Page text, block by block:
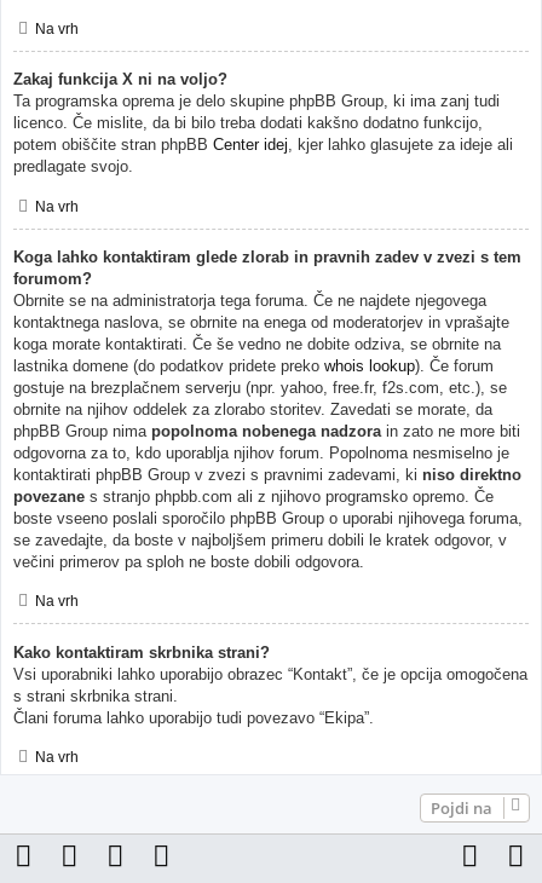
Na vrh
Zakaj funkcija X ni na voljo?
Ta programska oprema je delo skupine phpBB Group, ki ima zanj tudi
licenco. Če mislite, da bi bilo treba dodati kakšno dodatno funkcijo,
potem obiščite stran phpBB Center idej, kjer lahko glasujete za ideje ali
predlagate svojo.
Na vrh
Koga lahko kontaktiram glede zlorab in pravnih zadev v zvezi s tem
forumom?
Obrnite se na administratorja tega foruma. Če ne najdete njegovega
kontaktnega naslova, se obrnite na enega od moderatorjev in vprašajte
koga morate kontaktirati. Če še vedno ne dobite odziva, se obrnite na
lastnika domene (do podatkov pridete preko whois lookup). Če forum
gostuje na brezplačnem serverju (npr. yahoo, free.fr, f2s.com, etc.), se
obrnite na njihov oddelek za zlorabo storitev. Zavedati se morate, da
phpBB Group nima popolnoma nobenega nadzora in zato ne more biti
odgovorna za to, kdo uporablja njihov forum. Popolnoma nesmiselno je
kontaktirati phpBB Group v zvezi s pravnimi zadevami, ki niso direktno
povezane s stranjo phpbb.com ali z njihovo programsko opremo. Če
boste vseeno poslali sporočilo phpBB Group o uporabi njihovega foruma,
se zavedajte, da boste v najboljšem primeru dobili le kratek odgovor, v
večini primerov pa sploh ne boste dobili odgovora.
Na vrh
Kako kontaktiram skrbnika strani?
Vsi uporabniki lahko uporabijo obrazec “Kontakt”, če je opcija omogočena
s strani skrbnika strani.
Člani foruma lahko uporabijo tudi povezavo “Ekipa”.
Na vrh
Pojdi na